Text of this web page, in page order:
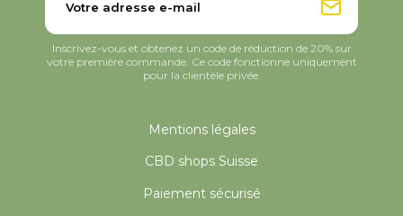
Mentions légales
CBD shops Suisse
Paiement sécurisé
Inscrivez-vous et obtenez un code de réduction de 20% sur
votre première commande. Ce code fonctionne uniquement
pour la clientèle privée.